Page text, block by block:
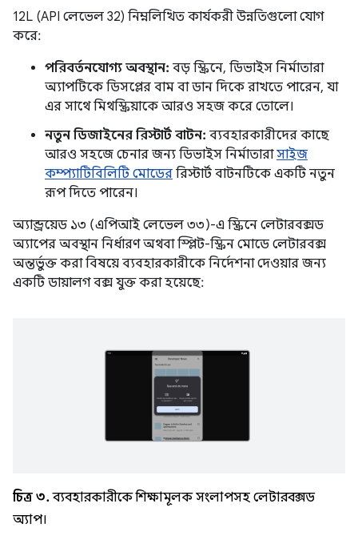
12L (API লেভেল 32) নিম্নলিখিত কার্যকরী উন্নতিগুলো যোগ
করে:
পরিবর্তনযোগ্য অবস্থান: বড় স্ক্রিনে, ডিভাইস নির্মাতারা
অ্যাপটিকে ডিসপ্লের বাম বা ডান দিকে রাখতে পারেন, যা
এর সাথে মিথস্ক্রিয়াকে আরও সহজ করে তোলে।
নতুন ডিজাইনের রিস্টার্ট বাটন: ব্যবহারকারীদের কাছে
আরও সহজে চেনার জন্য ডিভাইস নির্মাতারাসাইজ
কম্প্যাটিবিলিটি মোডের রিস্টার্ট বাটনটিকে একটি নতুন
রূপ দিতে পারেন।
অ্যান্ড্রয়েড ১৩ (এপিআই লেভেল ৩৩)-এ স্ক্রিনে লেটারবক্সড
অ্যাপের অবস্থান নির্ধারণ অথবা স্প্লিট-স্ক্রিন মোডে লেটারবক্স
অন্তর্ভুক্ত করা বিষয়ে ব্যবহারকারীকে নির্দেশনা দেওয়ার জন্য
একটি ডায়ালগ বক্স যুক্ত করা হয়েছে:
চিত্র ৩.ব্যবহারকারীকে শিক্ষামূলক সংলাপসহ লেটারবক্সড
অ্যাপ।